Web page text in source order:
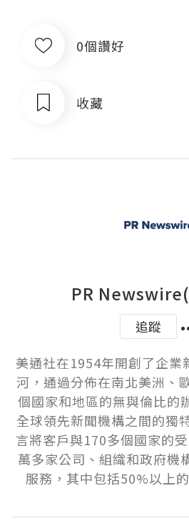
0個讚好
收藏
PR
追蹤
美通社在1954年開創了企業
河，通過分佈在南北美洲、
個國家和地區的無與倫比的
全球領先新聞機構之間的獨
言將客戶與170多個國家的
萬多家公司、組織和政府機
服務，其中包括50%以上